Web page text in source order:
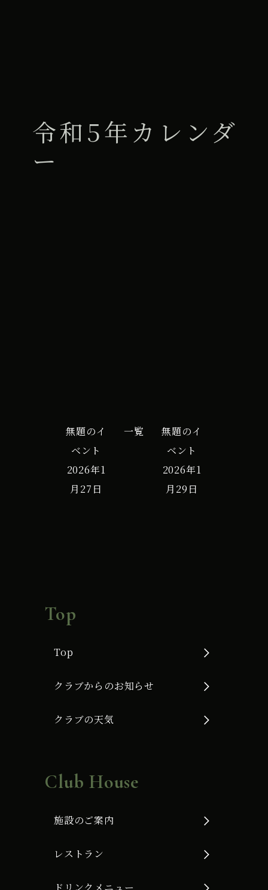
令和5年カレンダ
ー
無題のイ
ベント
2026年1
月27日
一覧
無題のイ
ベント
2026年1
月29日
Top
Top
クラブからのお知らせ
クラブの天気
Club House
施設のご案内
レストラン